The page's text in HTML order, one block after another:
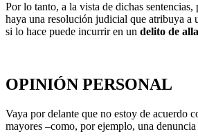
Por lo tanto, a la vista de dichas
haya una resolución judicial que atribuya a
si lo hace puede incurrir en un delito de
OPINIÓN PERSONAL
Vaya por delante que no estoy de acuerdo
mayores –como, por ejemplo, una